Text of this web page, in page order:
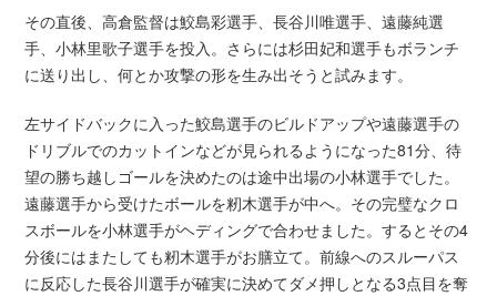
その直後、高倉監督は鮫島彩選手、長谷川唯選手、遠藤純選
手、小林里歌子選手を投入。さらには杉田妃和選手もボランチ
に送り出し、何とか攻撃の形を生み出そうと試みます。
左サイドバックに入った鮫島選手のビルドアップや遠藤選手の
ドリブルでのカットインなどが見られるようになった81分、待
望の勝ち越しゴールを決めたのは途中出場の小林選手でした。
遠藤選手から受けたボールを籾木選手が中へ。その完璧なクロ
スボールを小林選手がヘディングで合わせました。するとその4
分後にはまたしても籾木選手がお膳立て。前線へのスルーパス
に反応した長谷川選手が確実に決めてダメ押しとなる3点目を奪